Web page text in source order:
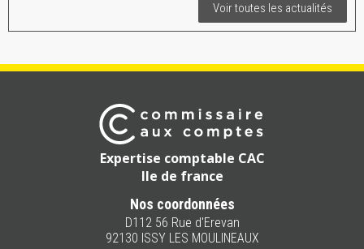
Voir toutes les actualités
Expertise comptable CAC
Ile de france
Nos coordonnées
D112 56 Rue d'Erevan
92130 ISSY LES MOULINEAUX